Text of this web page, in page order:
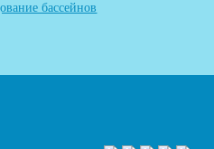
бассейнов